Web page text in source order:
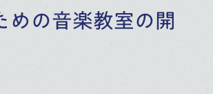
めの音楽教室の開